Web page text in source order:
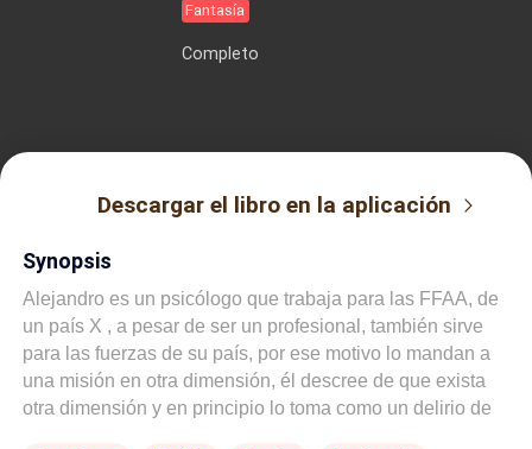
Fantasía
Completo
Descargar el libro en la aplicación
Synopsis
Alejandro es un psicólogo que trabaja para las FFAA, de
un país X , a pesar de ser un profesional, también sirve
para las fuerzas de su país, por ese motivo lo mandan a
una misión en otra dimensión, él descree de que exista
otra dimensión y en principio lo toma como un delirio de